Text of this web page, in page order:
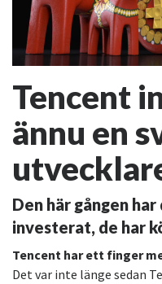
Tencent
ännu en
Den här gången
investerat, de har
Tencent har ett finger
Det var inte länge sedan